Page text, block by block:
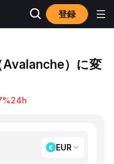
登録
Avalanche）に変
24h
EUR